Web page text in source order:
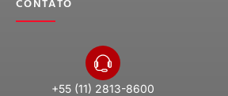
+55 (11) 2813-8600